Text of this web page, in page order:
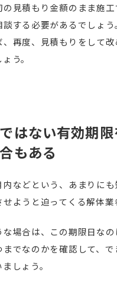
の見積もり金額のまま施
する必要があるでしょ
、再度、見積もりをして
う。
はない有効期
もある
内などという、あまりに
ようと迫ってくる解体業
な場合は、この期限日な
でなのかを確認して、
しょう。